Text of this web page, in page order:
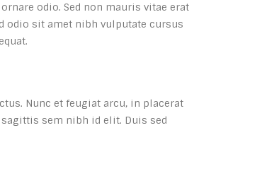
odio. Sed non mauris vitae erat
odio sit amet nibh vulputate cursus
Nunc et feugiat arcu, in placerat
sem nibh id elit. Duis sed